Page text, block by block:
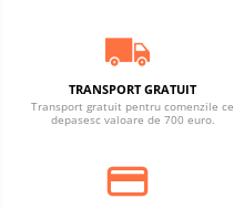
TRANSPORT GRATUIT
Transport gratuit pentru comenzile ce
depasesc valoare de 700 euro.